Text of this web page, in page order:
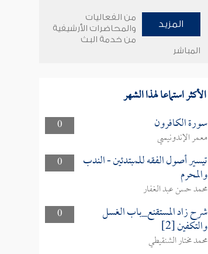
المزيد
من الفعاليات
والمحاضرات الأرشيفية
من خدمة البث
المباشر
الأكثر استماعا لهذا الشهر
0 سورة الكافرون
معمر الإندونيسي
0
تيسير أصول الفقه للمبتدئين - الندب
والمحرم
محمد حسن عبد الغفار
0
شرح زاد المستقنع_باب الغسل
والتكفين [2]
محمد مختار الشنقيطي